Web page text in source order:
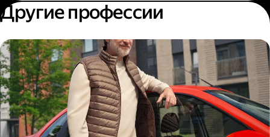
Другие профессии